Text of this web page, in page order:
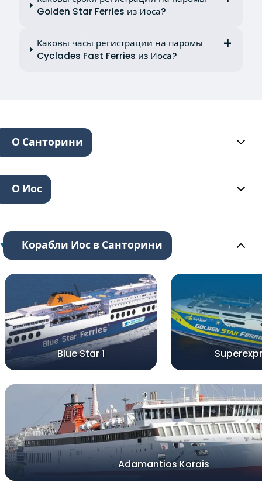
Golden Star Ferries из Иоса?
Каковы часы регистрации на паромы
Cyclades Fast Ferries из Иоса?
О Санторини
О Иос
Корабли Иос в Санторини
Blue Star 1
Adamantios Korais